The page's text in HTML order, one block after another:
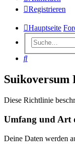
Registrieren
Hauptseite
Suche
Suikoversum
Diese Richtlinie
Umfang und Art
Deine Daten werden